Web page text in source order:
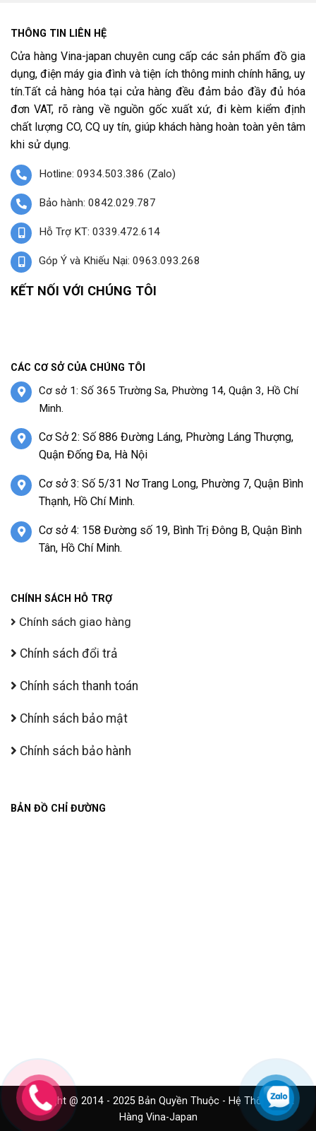
THÔNG TIN LIÊN HỆ
Cửa hàng Vina-japan chuyên cung cấp các sản phẩm đồ gia
dụng, điện máy gia đình và tiện ích thông minh chính hãng, uy
tín.Tất cả hàng hóa tại cửa hàng đều đảm bảo đầy đủ hóa
đơn VAT, rõ ràng về nguồn gốc xuất xứ, đi kèm kiểm định
chất lượng CO, CQ uy tín, giúp khách hàng hoàn toàn yên tâm
khi sử dụng.
Hotline: 0934.503.386 (Zalo)
Bảo hành: 0842.029.787
Hỗ Trợ KT: 0339.472.614
Góp Ý và Khiếu Nại: 0963.093.268
KẾT NỐI VỚI CHÚNG TÔI
CÁC CƠ SỞ CỦA CHÚNG TÔI
Cơ sở 1: Số 365 Trường Sa, Phường 14, Quận 3, Hồ Chí
Minh.
Cơ Sở 2: Số 886 Đường Láng, Phường Láng Thượng,
Quận Đống Đa, Hà Nội
Cơ sở 3: Số 5/31 Nơ Trang Long, Phường 7, Quận Bình
Thạnh, Hồ Chí Minh.
Cơ sở 4: 158 Đường số 19, Bình Trị Đông B, Quận Bình
Tân, Hồ Chí Minh.
CHÍNH SÁCH HỖ TRỢ
Chính sách giao hàng
Chính sách đổi trả
Chính sách thanh toán
Chính sách bảo mật
Chính sách bảo hành
BẢN ĐỒ CHỈ ĐƯỜNG
Copyright @ 2014 - 2025 Bản Quyền Thuộc - Hệ Thống Cửa
Hàng Vina-Japan